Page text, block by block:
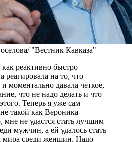
"Вестник Кавказа"
как реактивно быстро
реагировала на то, что
моментально давала четкое,
что не надо делать и что
Теперь я уже сам
такой как Вероника
мне не удастся стать лучшим
мужчин, а ей удалось стать
среди женщин. Надо